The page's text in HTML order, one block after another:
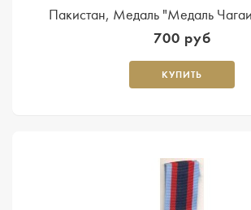
Пакистан, Медаль "Медаль
700 руб
КУПИТЬ